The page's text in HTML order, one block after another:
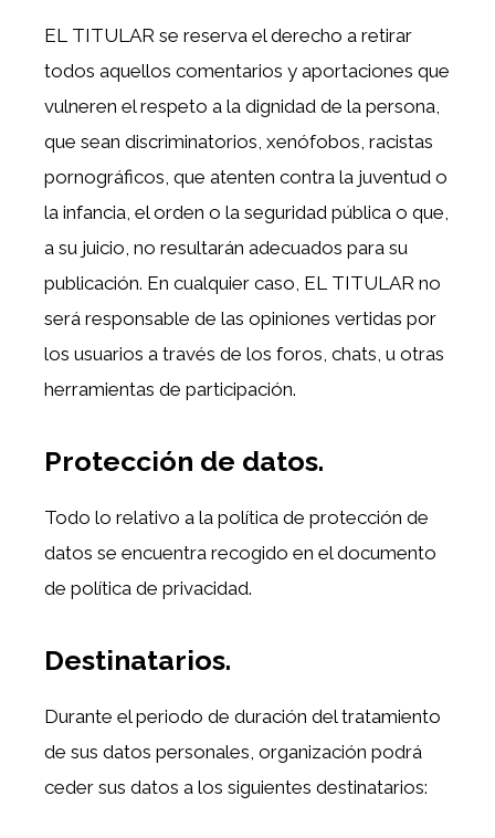
EL TITULAR se reserva el derecho a retirar
todos aquellos comentarios y aportaciones que
vulneren el respeto a la dignidad de la persona,
que sean discriminatorios, xenófobos, racistas
pornográficos, que atenten contra la juventud o
la infancia, el orden o la seguridad pública o que,
a su juicio, no resultarán adecuados para su
publicación. En cualquier caso, EL TITULAR no
será responsable de las opiniones vertidas por
los usuarios a través de los foros, chats, u otras
herramientas de participación.
Protección de datos.
Todo lo relativo a la política de protección de
datos se encuentra recogido en el documento
de política de privacidad.
Destinatarios.
Durante el periodo de duración del tratamiento
de sus datos personales, organización podrá
ceder sus datos a los siguientes destinatarios: